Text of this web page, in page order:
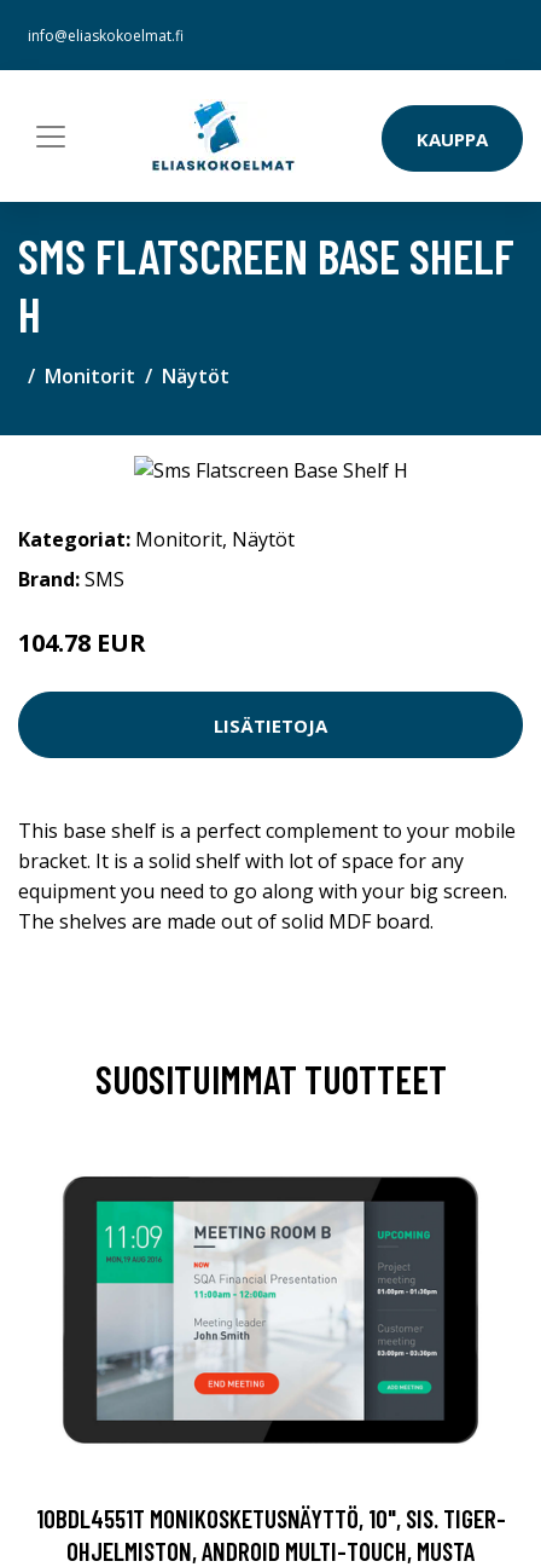
info@eliaskokoelmat.fi
KAUPPA
SMS FLATSCREEN BASE SHELF
H
Monitorit Näytöt
Kategoriat: Monitorit, Näytöt
Brand:SMS
104.78 EUR
LISÄTIETOJA
This base shelf is a perfect complement to your mobile
bracket. It is a solid shelf with lot of space for any
equipment you need to go along with your big screen.
The shelves are made out of solid MDF board.
SUOSITUIMMAT TUOTTEET
10BDL4551T MONIKOSKETUSNÄYTTÖ, 10", SIS. TIGER-
OHJELMISTON, ANDROID MULTI-TOUCH, MUSTA